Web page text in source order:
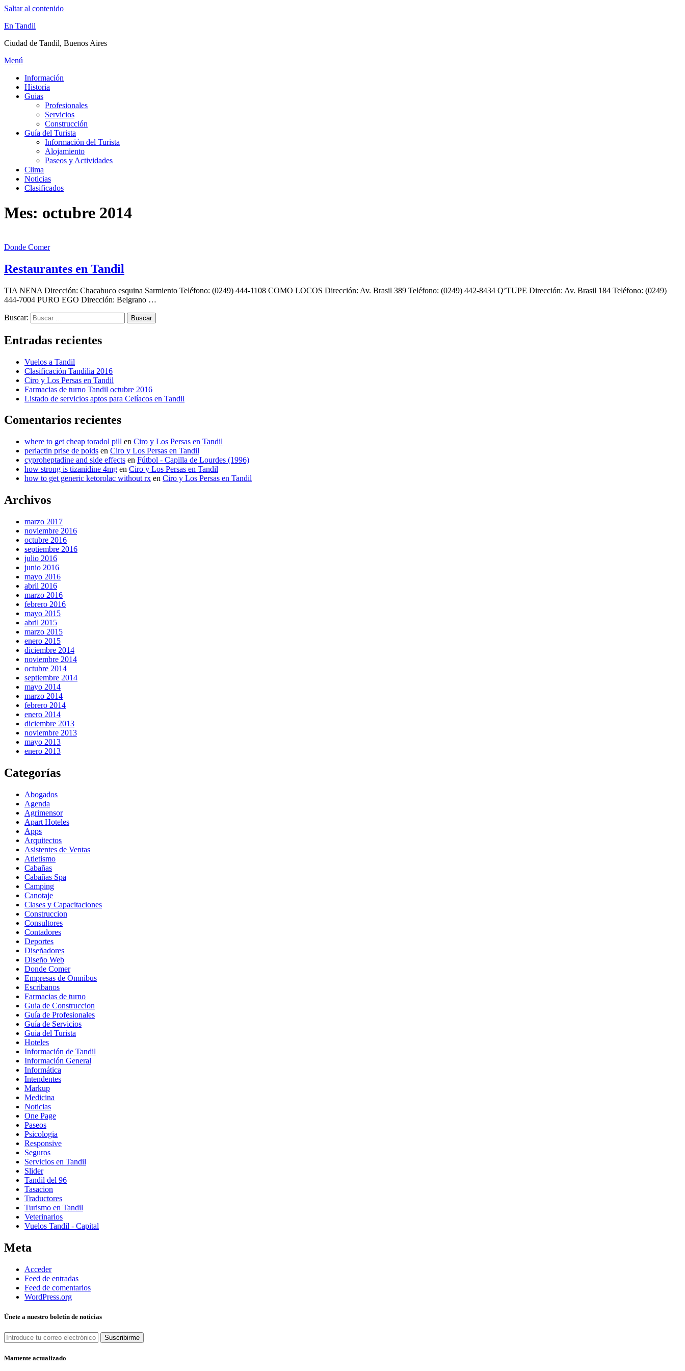
Saltar al contenido
En Tandil
Ciudad de Tandil, Buenos Aires
Menú
Información
Historia
Guias
Profesionales
Servicios
Construcción
Guía del Turista
Información del Turista
Alojamiento
Paseos y Actividades
Clima
Noticias
Clasificados
Mes: octubre 2014
Donde Comer
Restaurantes en Tandil
TIA NENA Dirección: Chacabuco esquina Sarmiento Teléfono: (0249) 444-1108 COMO LOCOS Dirección: Av. Brasil 389 Teléfono: (0249) 442-8434 Q’TUPE Dirección: Av. Brasil 184 Teléfono: (0249)
444-7004 PURO EGO Dirección: Belgrano …
Buscar:
Entradas recientes
Vuelos a Tandil
Clasificación Tandilia 2016
Ciro y Los Persas en Tandil
Farmacias de turno Tandil octubre 2016
Listado de servicios aptos para Celíacos en Tandil
Comentarios recientes
where to get cheap toradol pill en Ciro y Los Persas en Tandil
periactin prise de poids en Ciro y Los Persas en Tandil
cyproheptadine and side effects en Fútbol - Capilla de Lourdes (1996)
how strong is tizanidine 4mg en Ciro y Los Persas en Tandil
how to get generic ketorolac without rx en Ciro y Los Persas en Tandil
Archivos
marzo 2017
noviembre 2016
octubre 2016
septiembre 2016
julio 2016
junio 2016
mayo 2016
abril 2016
marzo 2016
febrero 2016
mayo 2015
abril 2015
marzo 2015
enero 2015
diciembre 2014
noviembre 2014
octubre 2014
septiembre 2014
mayo 2014
marzo 2014
febrero 2014
enero 2014
diciembre 2013
noviembre 2013
mayo 2013
enero 2013
Categorías
Abogados
Agenda
Agrimensor
Apart Hoteles
Apps
Arquitectos
Asistentes de Ventas
Atletismo
Cabañas
Cabañas Spa
Camping
Canotaje
Clases y Capacitaciones
Construccion
Consultores
Contadores
Deportes
Diseñadores
Diseño Web
Donde Comer
Empresas de Omnibus
Escribanos
Farmacias de turno
Guia de Construccion
Guía de Profesionales
Guía de Servicios
Guia del Turista
Hoteles
Información de Tandil
Información General
Informática
Intendentes
Markup
Medicina
Noticias
One Page
Paseos
Psicologia
Responsive
Seguros
Servicios en Tandil
Slider
Tandil del 96
Tasacion
Traductores
Turismo en Tandil
Veterinarios
Vuelos Tandil - Capital
Meta
Acceder
Feed de entradas
Feed de comentarios
WordPress.org
Únete a nuestro boletín de noticias
Mantente actualizado